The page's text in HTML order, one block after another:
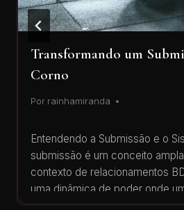
Transformando um
Corno
Por rainhamiranda
Entendendo a Submissão e o
submissão é um conceito
contexto de relacionamentos
uma dinâmica de poder onde
submete à vontade de outro.